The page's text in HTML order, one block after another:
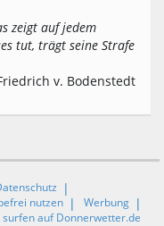
zeigt auf jedem
tut, trägt seine Strafe
v. Bodenstedt
nutzen
Werbung
surfen auf Donnerwetter.de